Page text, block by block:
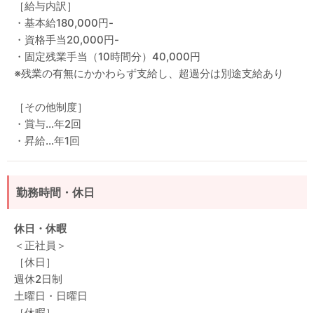
［給与内訳］
・基本給180,000円-
・資格手当20,000円-
・固定残業手当（10時間分）40,000円
※残業の有無にかかわらず支給し、超過分は別途支給あり
［その他制度］
・賞与…年2回
・昇給…年1回
勤務時間・休日
休日・休暇
＜正社員＞
［休日］
週休2日制
土曜日・日曜日